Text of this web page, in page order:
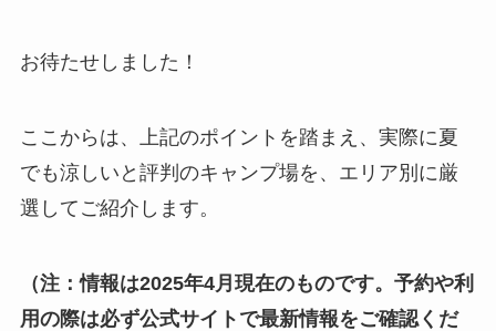
お待たせしました！
ここからは、上記のポイントを踏まえ、実際に夏
でも涼しいと評判のキャンプ場を、エリア別に厳
選してご紹介します。
（注：情報は2025年4月現在のものです。予約や利
用の際は必ず公式サイトで最新情報をご確認くだ